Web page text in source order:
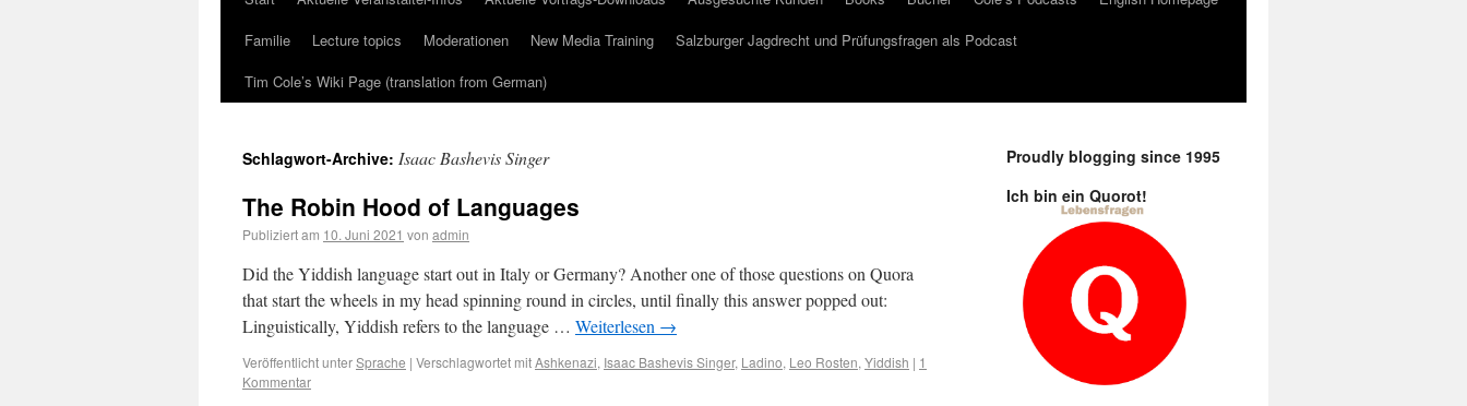
Familie
Lecture topics Moderationen New Media Training
Salzburger Jagdrecht und Prüfungsfragen als Podcast
Tim Cole’s Wiki Page (translation from German)
Schlagwort-Archive: Isaac Bashevis Singer
The Robin Hood of Languages
Publiziert am 10. Juni 2021 von admin
Did the Yiddish language start out in Italy or Germany? Another one of those questions on Quora
that start the wheels in my head spinning round in circles, until finally this answer popped out:
Linguistically, Yiddish refers to the language … Weiterlesen →
Veröffentlicht unterSprache | Verschlagwortet mitAshkenazi, Isaac Bashevis Singer, Ladino, Leo Rosten, Yiddish | 1
Kommentar
Proudly blogging since 1995
Ich bin ein Quorot!